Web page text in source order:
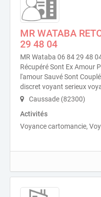
MR WATABA
29 48 04
MR Wataba 06 84 29 48
Récupéré Sont Ex Amour
l'amour Sauvé Sont
discret voyant serieux
Caussade (82300)
Activités
Voyance cartomancie,